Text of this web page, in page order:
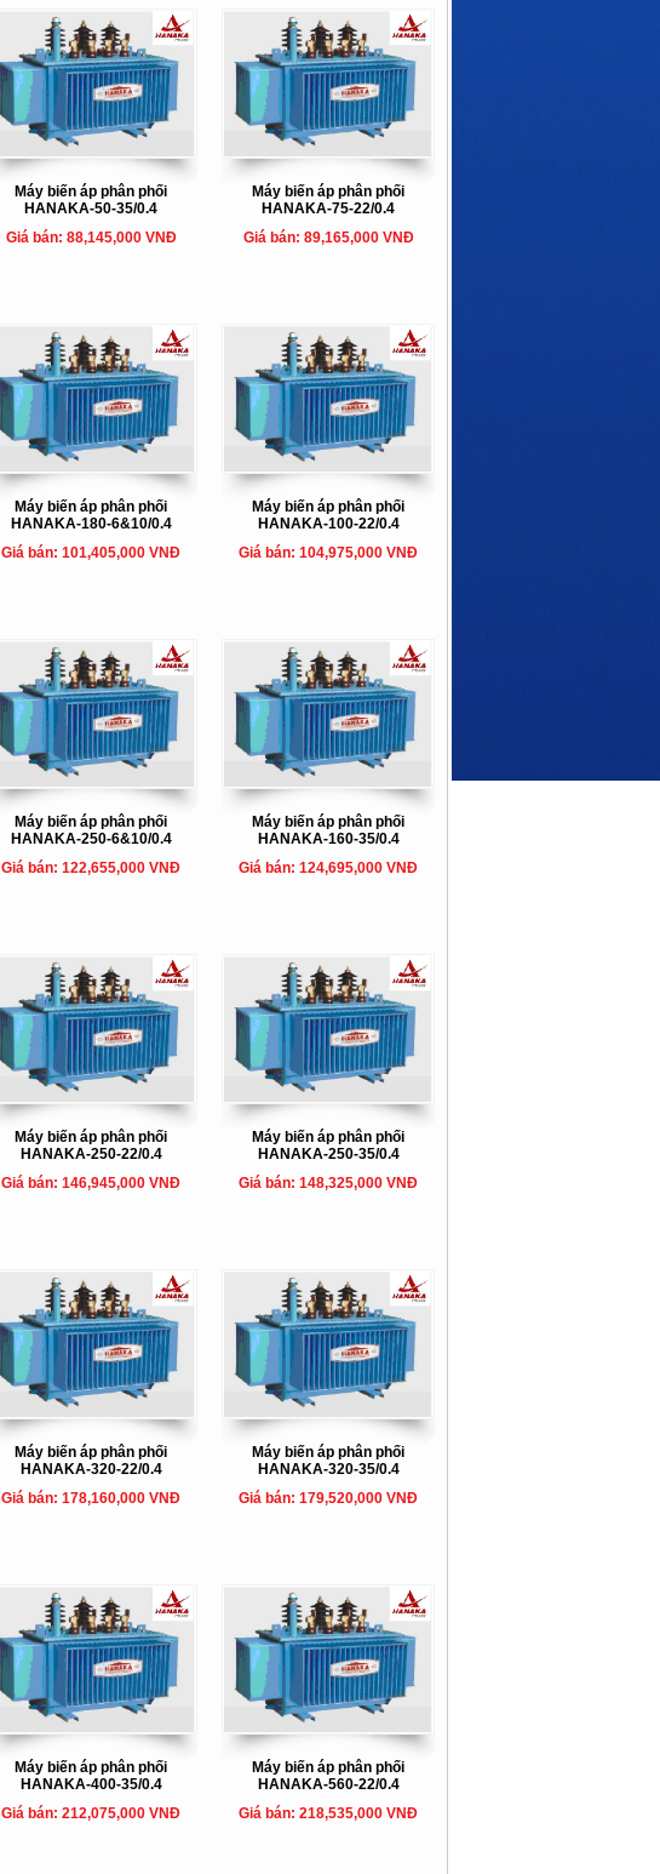
Máy biến áp phân phối
HANAKA-50-35/0.4
Giá bán: 88,145,000 VNĐ
Máy biến áp phân phối
HANAKA-75-22/0.4
Giá bán: 89,165,000 VNĐ
Máy biến áp phân phối
HANAKA-180-6&10/0.4
Giá bán: 101,405,000 VNĐ
Máy biến áp phân phối
HANAKA-100-22/0.4
Giá bán: 104,975,000 VNĐ
Máy biến áp phân phối
HANAKA-250-6&10/0.4
Giá bán: 122,655,000 VNĐ
Máy biến áp phân phối
HANAKA-160-35/0.4
Giá bán: 124,695,000 VNĐ
Máy biến áp phân phối
HANAKA-250-22/0.4
Giá bán: 146,945,000 VNĐ
Máy biến áp phân phối
HANAKA-250-35/0.4
Giá bán: 148,325,000 VNĐ
Máy biến áp phân phối
HANAKA-320-22/0.4
Giá bán: 178,160,000 VNĐ
Máy biến áp phân phối
HANAKA-320-35/0.4
Giá bán: 179,520,000 VNĐ
Máy biến áp phân phối
HANAKA-400-35/0.4
Giá bán: 212,075,000 VNĐ
Máy biến áp phân phối
HANAKA-560-22/0.4
Giá bán: 218,535,000 VNĐ